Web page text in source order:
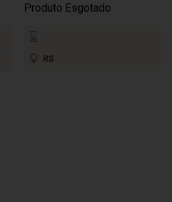
Produto Esgotado
RS